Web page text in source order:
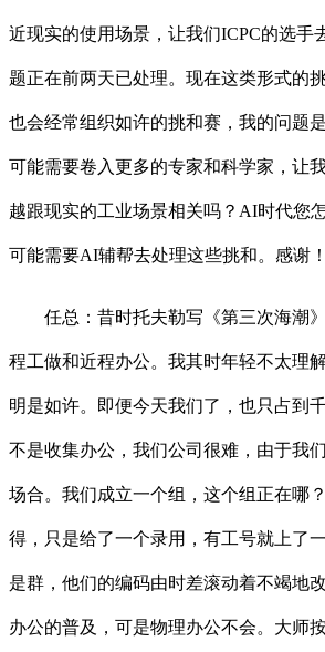
近现实的使用场景，让我们ICPC的选手
题正在前两天已处理。现在这类形式的
也会经常组织如许的挑和赛，我的问题
可能需要卷入更多的专家和科学家，让
越跟现实的工业场景相关吗？AI时代您
可能需要AI辅帮去处理这些挑和。感谢！
任总：昔时托夫勒写《第三次海潮》
程工做和近程办公。我其时年轻不太理
明是如许。即便今天我们了，也只占到
不是收集办公，我们公司很难，由于我
场合。我们成立一个组，这个组正在哪
得，只是给了一个录用，有工号就上了
是群，他们的编码由时差滚动着不竭地
办公的普及，可是物理办公不会。大师